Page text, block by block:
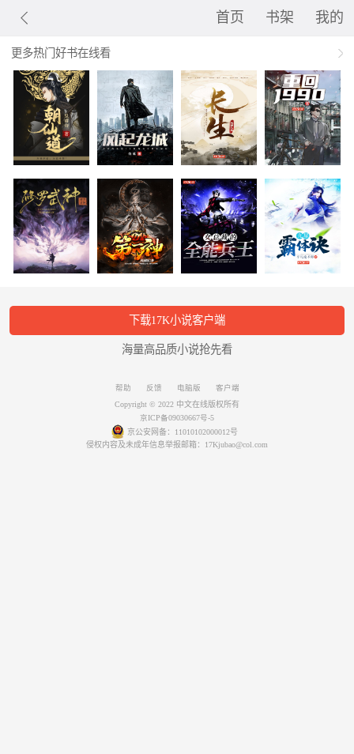
首页 书架 我的
更多热门好书在线看
下载17K小说客户端
海量高品质小说抢先看
帮助 反馈 电脑版
客户端
Copyright © 2022 中文在线版权所有
京ICP备09030667号-5
京公安网备：11010102000012号
侵权内容及未成年信息举报邮箱：17Kjubao@col.com